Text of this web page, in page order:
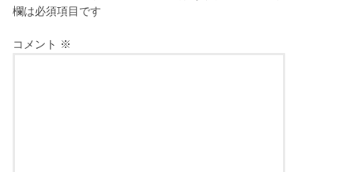
欄は必須項目です
コメント ※